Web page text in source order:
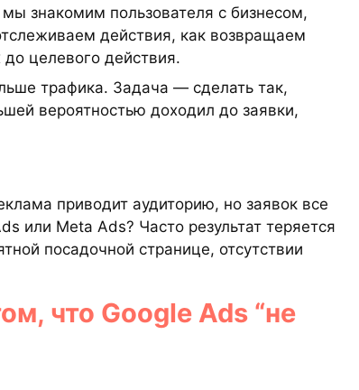
знакомим пользователя с бизнесом,
действия, как возвращаем
целевого действия.
трафика. Задача — сделать так,
вероятностью доходил до заявки,
приводит аудиторию, но заявок все
или Meta Ads? Часто результат теряется
посадочной странице, отсутствии
что Google Ads “не